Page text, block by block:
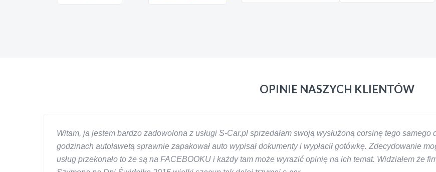
OPINIE NASZYCH KLIENTÓW
Witam, ja jestem bardzo zadowolona z usługi S-Car.pl sprzedałam swoją wysłużoną corsinę tego samego
godzinach autolawetą sprawnie zapakował auto wypisał dokumenty i wypłacił gotówkę. Zdecydowanie
usług przekonało to że są na FACEBOOKU i każdy tam może wyrazić opinię na ich temat. Widziałem że